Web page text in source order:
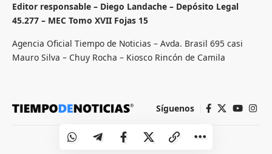
Editor responsable – Diego Landache – Depósito Legal
45.277 – MEC Tomo XVII Fojas 15
Agencia Oficial Tiempo de Noticias – Avda. Brasil 695 casi
Mauro Silva – Chuy Rocha – Kiosco Rincón de Camila
Síguenos
© 2024. Todos los derechos registrados.